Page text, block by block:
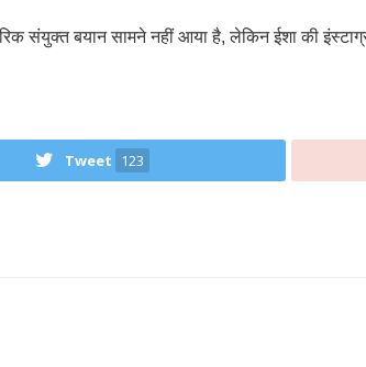
संयुक्त बयान सामने नहीं आया है, लेकिन ईशा की
Tweet 123